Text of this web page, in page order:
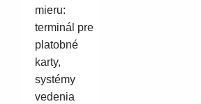
mieru:
terminál pre
platobné
karty,
systémy
vedenia